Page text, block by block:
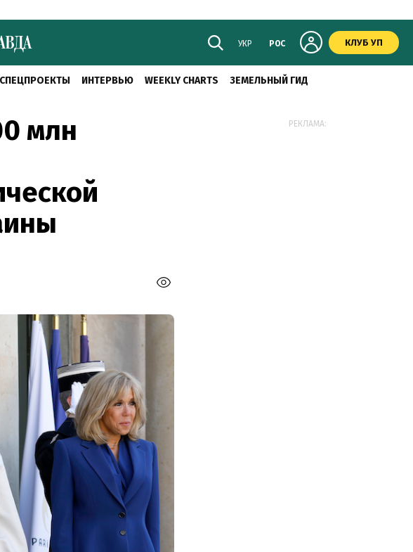
УКР РОС КЛУБ УП
СПЕЦПРОЕКТЫ ИНТЕРВЬЮ WEEKLY CHARTS ЗЕМЕЛЬНЫЙ ГИД
млн
РЕКЛАМА: